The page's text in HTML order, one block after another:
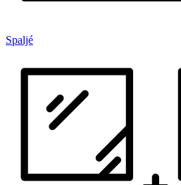
Spaljé